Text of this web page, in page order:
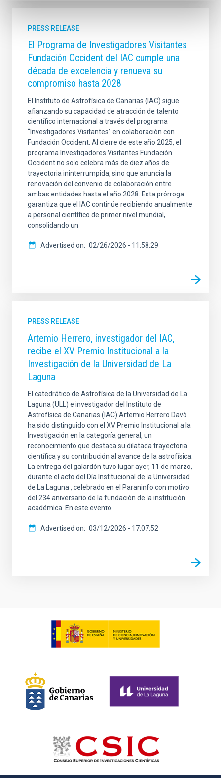
PRESS RELEASE
El Programa de Investigadores Visitantes
Fundación Occident del IAC cumple una
década de excelencia y renueva su
compromiso hasta 2028
El Instituto de Astrofísica de Canarias (IAC) sigue
afianzando su capacidad de atracción de talento
científico internacional a través del programa
“Investigadores Visitantes” en colaboración con
Fundación Occident. Al cierre de este año 2025, el
programa Investigadores Visitantes Fundación
Occident no solo celebra más de diez años de
trayectoria ininterrumpida, sino que anuncia la
renovación del convenio de colaboración entre
ambas entidades hasta el año 2028. Esta prórroga
garantiza que el IAC continúe recibiendo anualmente
a personal científico de primer nivel mundial,
consolidando un
Advertised on 02/26/2026 - 11:58:29
PRESS RELEASE
Artemio Herrero, investigador del IAC,
recibe el XV Premio Institucional a la
Investigación de la Universidad de La
Laguna
El catedrático de Astrofísica de la Universidad de La
Laguna (ULL) e investigador del Instituto de
Astrofísica de Canarias (IAC) Artemio Herrero Davó
ha sido distinguido con el XV Premio Institucional a la
Investigación en la categoría general, un
reconocimiento que destaca su dilatada trayectoria
científica y su contribución al avance de la astrofísica.
La entrega del galardón tuvo lugar ayer, 11 de marzo,
durante el acto del Día Institucional de la Universidad
de La Laguna , celebrado en el Paraninfo con motivo
del 234 aniversario de la fundación de la institución
académica. En este evento
Advertised on 03/12/2026 - 17:07:52